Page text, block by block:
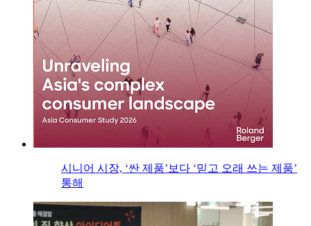
시니어 시장, ‘싼 제품’보다 ‘믿고 오래 쓰는 제품’
통해